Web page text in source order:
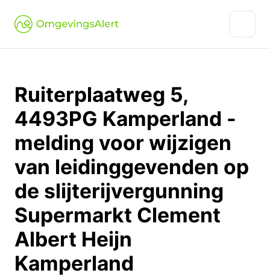
Ruiterplaatweg 5,
4493PG Kamperland -
melding voor wijzigen
van leidinggevenden op
de slijterijvergunning
Supermarkt Clement
Albert Heijn
Kamperland